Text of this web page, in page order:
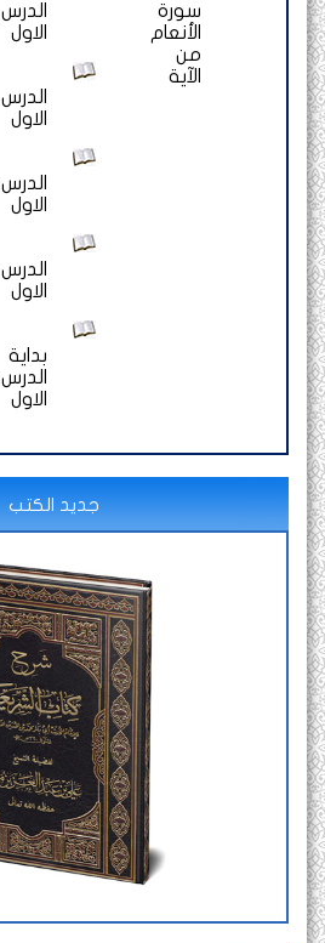
سورة
الأنعام
من
الآية
الدرس
الاول
الدرس
الاول
الدرس
الاول
الدرس
الاول
بداية
الدرس
الاول
جديد الكتب